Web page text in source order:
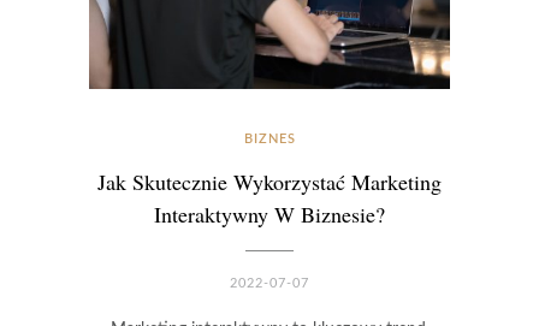
BIZNES
Jak Skutecznie Wykorzystać Marketing
Interaktywny W Biznesie?
2022-07-07